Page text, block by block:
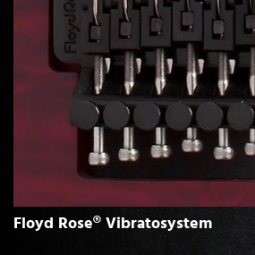
Floyd Rose® Vibratosystem